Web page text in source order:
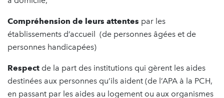
Compréhension de leurs attentes par les
établissements d’accueil (de personnes âgées et de
personnes handicapées)
Respect de la part des institutions qui gèrent les aides
destinées aux personnes qu’ils aident (de l’APA à la PCH,
en passant par les aides au logement ou aux organismes